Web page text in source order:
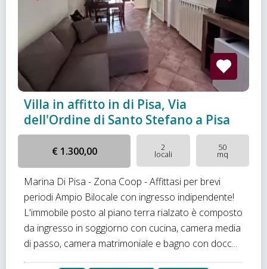
Villa in affitto in di Pisa, Via
dell'Ordine di Santo Stefano a Pisa
€ 1.300,00 2
locali
50
mq
Marina Di Pisa - Zona Coop - Affittasi per brevi
periodi Ampio Bilocale con ingresso indipendente!
L'immobile posto al piano terra rialzato è composto
da ingresso in soggiorno con cucina, camera media
di passo, camera matrimoniale e bagno con docc...